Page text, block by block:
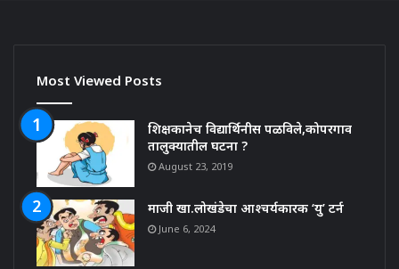
Most Viewed Posts
शिक्षकानेच विद्यार्थिनीस पळविले,कोपरगाव
तालुक्यातील घटना ?
August 23, 2019
माजी खा.लोखंडेचा आश्चर्यकारक ‘यु’ टर्न
June 6, 2024